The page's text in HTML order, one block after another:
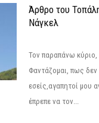
Άρθρο του
Νάγκελ
Τον παραπάνω
Φαντάζομαι, πως δεν
εσείς,αγαπητοί μου
έπρεπε να τον...